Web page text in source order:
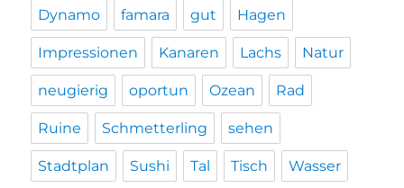
Dynamo famara gut Hagen
Impressionen Kanaren Lachs Natur
neugierig oportun Ozean Rad
Ruine Schmetterling sehen
Stadtplan Sushi Tal Tisch Wasser